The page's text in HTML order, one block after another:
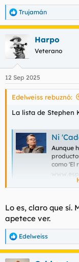
R
e
c
c
e
s
Trujamán
Harpo
Veterano
12 Sep 2025
Edelweiss rebuznó:
La lista de Stephen
Ni 'Cadena perpetua',
Aunque
como 'El
Ver el archivos
Otro pazguato que
películas de todos
magna obra, eh, o
Lo es, claro que sí.
apetece ver.
R
e
Edelweiss